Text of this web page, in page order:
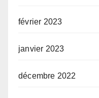
février 2023
janvier 2023
décembre 2022